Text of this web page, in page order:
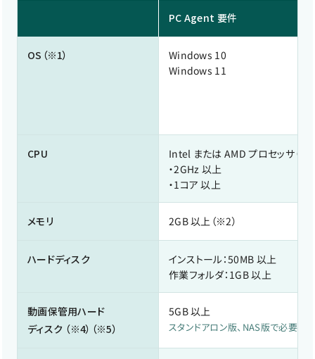
PC Agent 要件
OS（※1）
Windows 10
Windows 11
CPU
Intel または AMD プロセッサ（※2
・2GHz 以上
・1コア 以上
メモリ 2GB 以上（※2）
ハードディスク
インストール：50MB 以上
作業フォルダ：1GB 以上
動画保管用ハード
ディスク （※4）（※5）
5GB 以上
スタンドアロン版、NAS版で必要